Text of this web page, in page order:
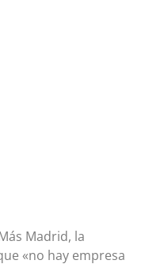
Madrid, la
«no hay empresa